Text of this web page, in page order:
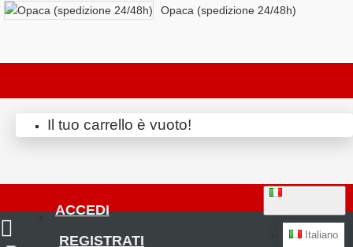
Opaca (spedizione 24/48h)
Il tuo carrello è vuoto!
ACCEDI
REGISTRATI
Italiano